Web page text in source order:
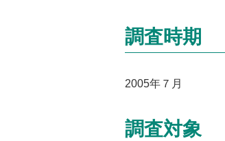
調査時期
2005年７月
調査対象